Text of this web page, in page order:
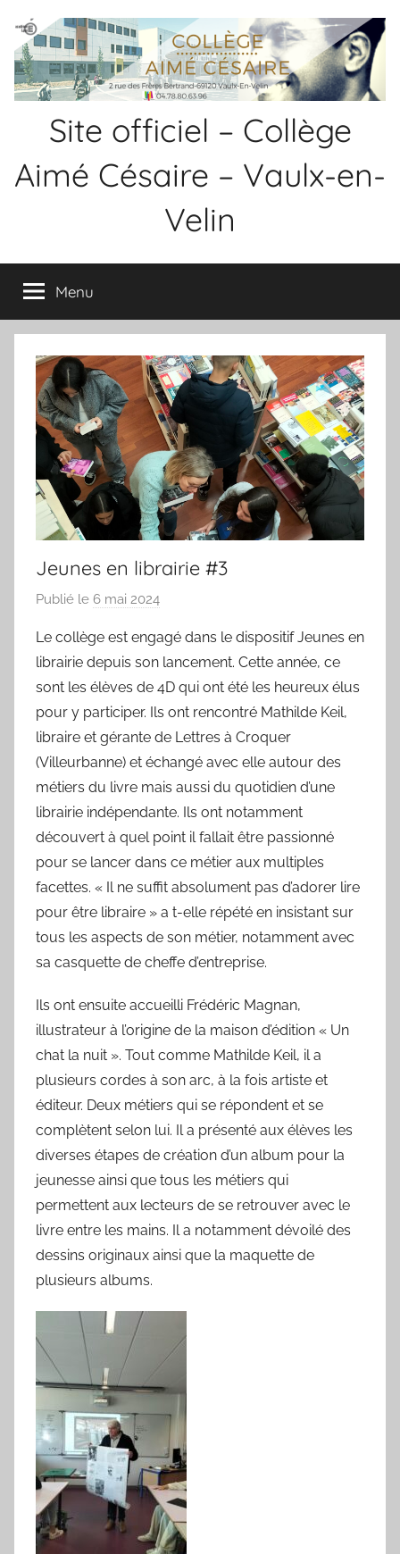
contenu
Site officiel – Collège
Aimé Césaire – Vaulx-en-
Velin
Menu
Jeunes en librairie #3
Publié le 6 mai 2024
r
C
O
U
A
R
D
V
a
e
a
Le collège est engagé dans le dispositif Jeunes en
librairie depuis son lancement. Cette année, ce
sont les élèves de 4D qui ont été les heureux élus
pour y participer. Ils ont rencontré Mathilde Keil,
libraire et gérante de Lettres à Croquer
(Villeurbanne) et échangé avec elle autour des
métiers du livre mais aussi du quotidien d’une
librairie indépendante. Ils ont notamment
découvert à quel point il fallait être passionné
pour se lancer dans ce métier aux multiples
facettes. « Il ne suffit absolument pas d’adorer lire
pour être libraire » a t-elle répété en insistant sur
tous les aspects de son métier, notamment avec
sa casquette de cheffe d’entreprise.
Ils ont ensuite accueilli Frédéric Magnan,
illustrateur à l’origine de la maison d’édition « Un
chat la nuit ». Tout comme Mathilde Keil, il a
plusieurs cordes à son arc, à la fois artiste et
éditeur. Deux métiers qui se répondent et se
complètent selon lui. Il a présenté aux élèves les
diverses étapes de création d’un album pour la
jeunesse ainsi que tous les métiers qui
permettent aux lecteurs de se retrouver avec le
livre entre les mains. Il a notamment dévoilé des
dessins originaux ainsi que la maquette de
plusieurs albums.